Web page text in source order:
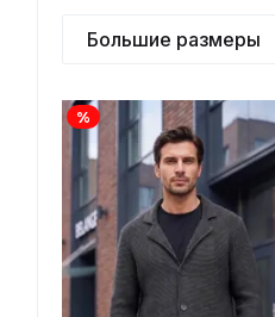
Большие размеры
%